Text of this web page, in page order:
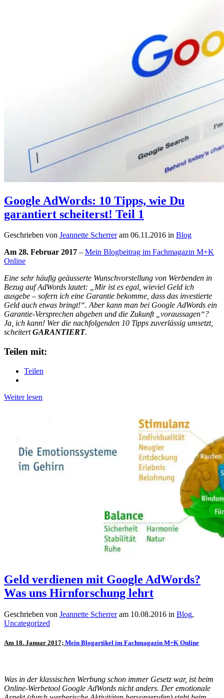
Google AdWords: 10 Tipps, wie Du
garantiert scheiterst! Teil 1
Geschrieben von Jeannette Scherreram 06.11.2016 in Blog
Am 28. Februar 2017 – Mein Blogbeitrag im Fachmagazin M+K
Online
Eine sehr häufig geäusserte Wunschvorstellung von Werbenden in
Bezug auf AdWords lautet: „Mir ist es egal, wieviel Geld ich
ausgebe – sofern ich eine Garantie bekomme, dass das investierte
Geld auch etwas bringt!“. Aber kann man bei Google AdWords ein
Garantie-Versprechen abgeben und die Zukunft „voraussagen“?
Ja, ich kann! Wer die nachfolgenden 10 Tipps zuverlässig umsetzt,
scheitertGARANTIERT.
Teilen mit:
Teilen
Weiter lesen
Geld verdienen mit Google AdWords?
Was uns Hirnforschung lehrt
Geschrieben von Jeannette Scherreram 10.08.2016 in Blog,
Uncategorized
Am 18. Januar 2017; Mein Blogartikel im Fachmagazin M+K Online
Was in der klassischen Werbung schon immer Gesetz war, ist beim
Online-Werbetool Google AdWords nicht anders. Der emotionale